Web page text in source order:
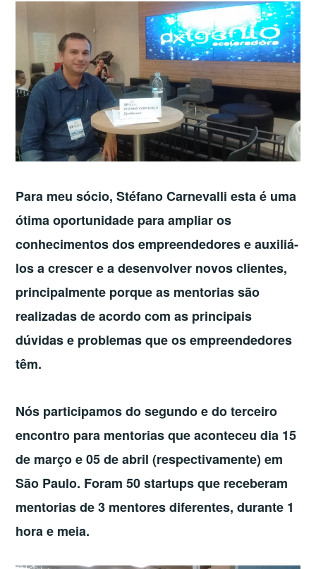
Para meu sócio, Stéfano Carnevalli esta é uma
ótima oportunidade para ampliar os
conhecimentos dos empreendedores e auxiliá-
los a crescer e a desenvolver novos clientes,
principalmente porque as mentorias são
realizadas de acordo com as principais
dúvidas e problemas que os empreendedores
têm.
Nós participamos do segundo e do terceiro
encontro para mentorias que aconteceu dia 15
de março e 05 de abril (respectivamente) em
São Paulo. Foram 50 startups que receberam
mentorias de 3 mentores diferentes, durante 1
hora e meia.